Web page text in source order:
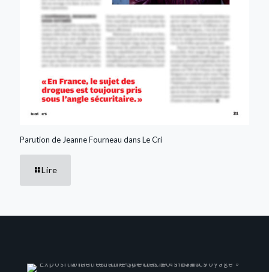
Parution de Jeanne Fourneau dans Le Cri
Lire